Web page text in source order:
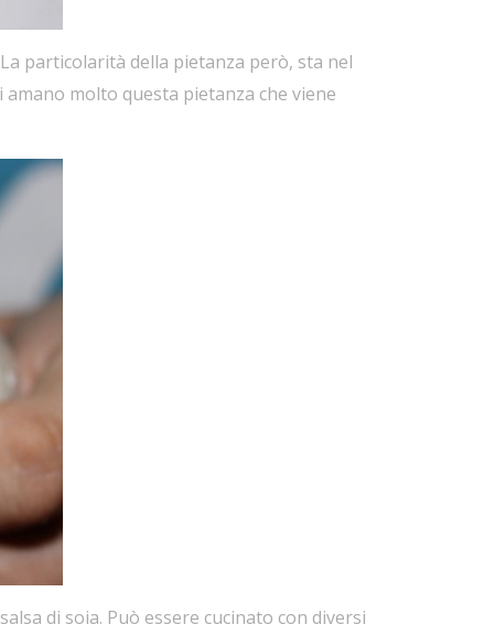
particolarità della pietanza però, sta nel
molto questa pietanza che viene
di soia. Può essere cucinato con diversi